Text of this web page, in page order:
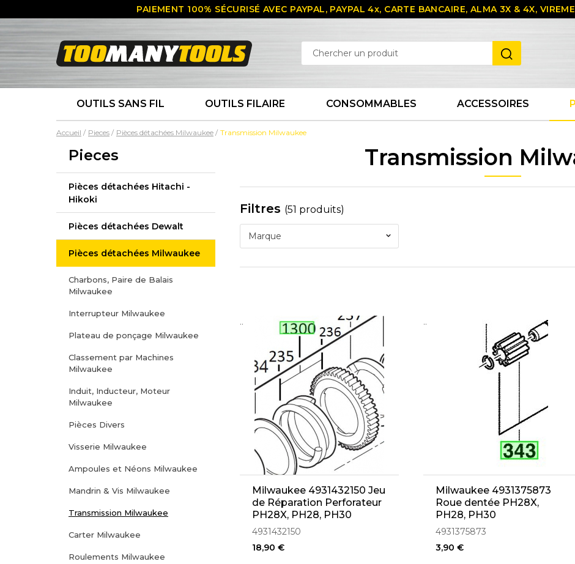
PAIEMENT 100% SÉCURISÉ AVEC PAYPAL, PAYPAL 4x, CARTE BANCAIRE, ALMA 3X & 4X,
OUTILS SANS FIL OUTILS FILAIRE CONSOMMABLES ACCESSOIRES
Accueil Pieces Pièces détachées Milwaukee Transmission Milwaukee
Pieces
Pièces détachées Hitachi -
Hikoki
Pièces détachées Dewalt
Pièces détachées Milwaukee
Charbons, Paire de Balais
Milwaukee
Interrupteur Milwaukee
Plateau de ponçage Milwaukee
Classement par Machines
Milwaukee
Induit, Inducteur, Moteur
Milwaukee
Pièces Divers
Visserie Milwaukee
Ampoules et Néons Milwaukee
Mandrin & Vis Milwaukee
Transmission Milwaukee
Carter Milwaukee
Roulements Milwaukee
Transmission
Filtres (51 produits)
Marque
..
Milwaukee 4931432150 Jeu
de Réparation Perforateur
PH28X, PH28, PH30
4931432150
18,90 €
..
Milwaukee 4931375873
Roue dentée PH28X,
PH28, PH30
4931375873
3,90 €